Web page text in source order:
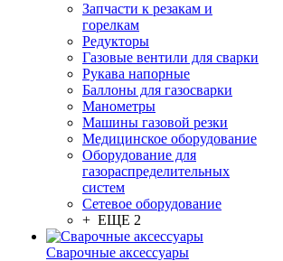
Запчасти к резакам и
горелкам
Редукторы
Газовые вентили для сварки
Рукава напорные
Баллоны для газосварки
Манометры
Машины газовой резки
Медицинское оборудование
Оборудование для
газораспределительных
систем
Сетевое оборудование
+ ЕЩЕ 2
Сварочные аксессуары